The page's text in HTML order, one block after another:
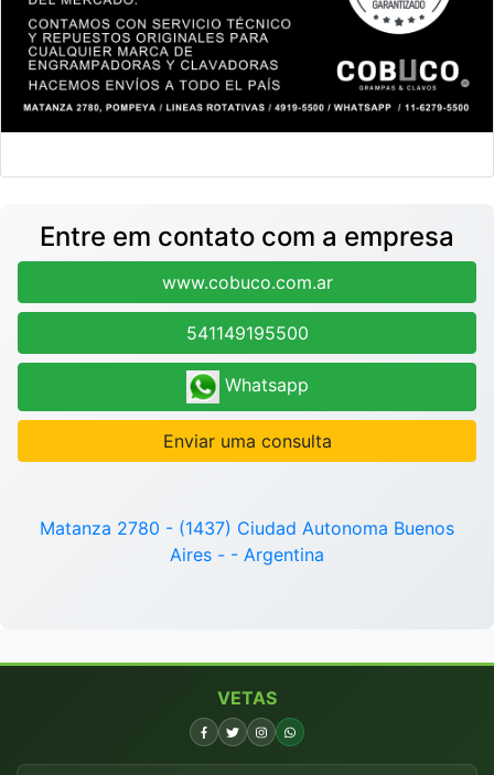
Entre em contato com a empresa
www.cobuco.com.ar
541149195500
Whatsapp
Enviar uma consulta
Matanza 2780 - (1437) Ciudad Autonoma Buenos
Aires - - Argentina
VETAS